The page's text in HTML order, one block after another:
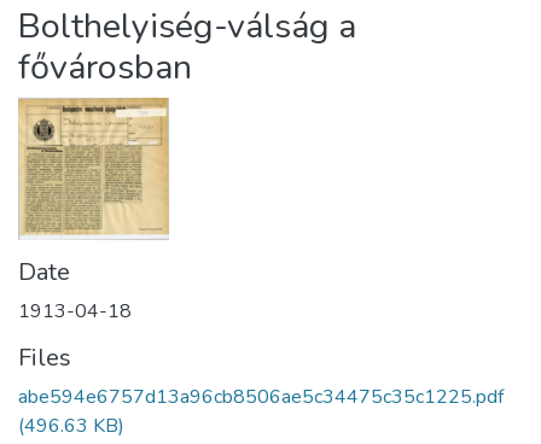
About us
Bolthelyiség-válság a
fővárosban
Date
1913-04-18
Files
abe594e6757d13a96cb8506ae5c34475c35c1225.pdf
(496.63 KB)